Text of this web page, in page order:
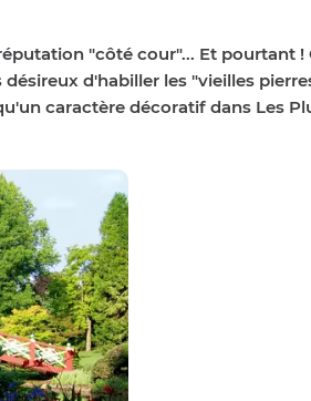
"côté cour"... Et pourtant !
d'habiller les "vieilles
caractère décoratif dans Les